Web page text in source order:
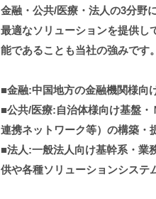
金融・公共/医療・法人の3分野
最適なソリューションを提供し
能であることも当社の強みです。
■金融:中国地方の金融機関様向
■公共/医療:自治体様向け基盤
連携ネットワーク等）の構築・
■法人:一般法人向け基幹系・業
供や各種ソリューションシステ